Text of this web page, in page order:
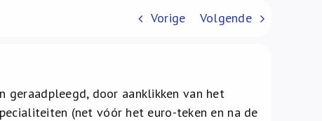
Vorige Volgende
geraadpleegd, door aanklikken van het
(net vóór het euro-teken en na de